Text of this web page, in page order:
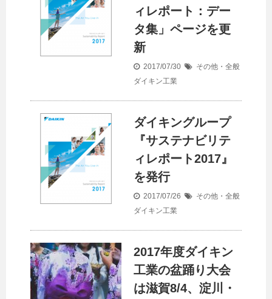
ィレポート：デー
タ集」ページを更
新
2017/07/30
その他・全般
ダイキン工業
ダイキングループ
『サステナビリテ
ィレポート2017』
を発行
2017/07/26
その他・全般
ダイキン工業
2017年度ダイキン
工業の盆踊り大会
は滋賀8/4、淀川・